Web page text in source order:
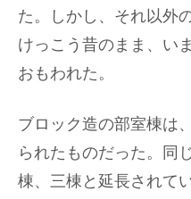
た。しかし、それ以外
けっこう昔のまま、い
おもわれた。
ブロック造の部室棟は
られたものだった。同
棟、三棟と延長されて